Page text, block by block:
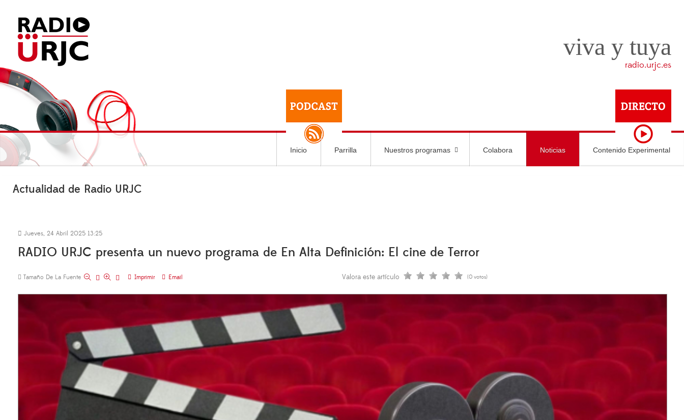
viva y tuya
radio.urjc.es
Inicio Parrilla Nuestros programas Colabora Noticias Contenido Experimental
Actualidad de Radio URJC
Jueves, 24 Abril 2025 13:25
RADIO URJC presenta un nuevo programa de En Alta Definición: El cine de Terror
Tamaño De La Fuente Imprimir Email Valora este artículo (0 votos)